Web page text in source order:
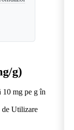
g)
de Utilizare